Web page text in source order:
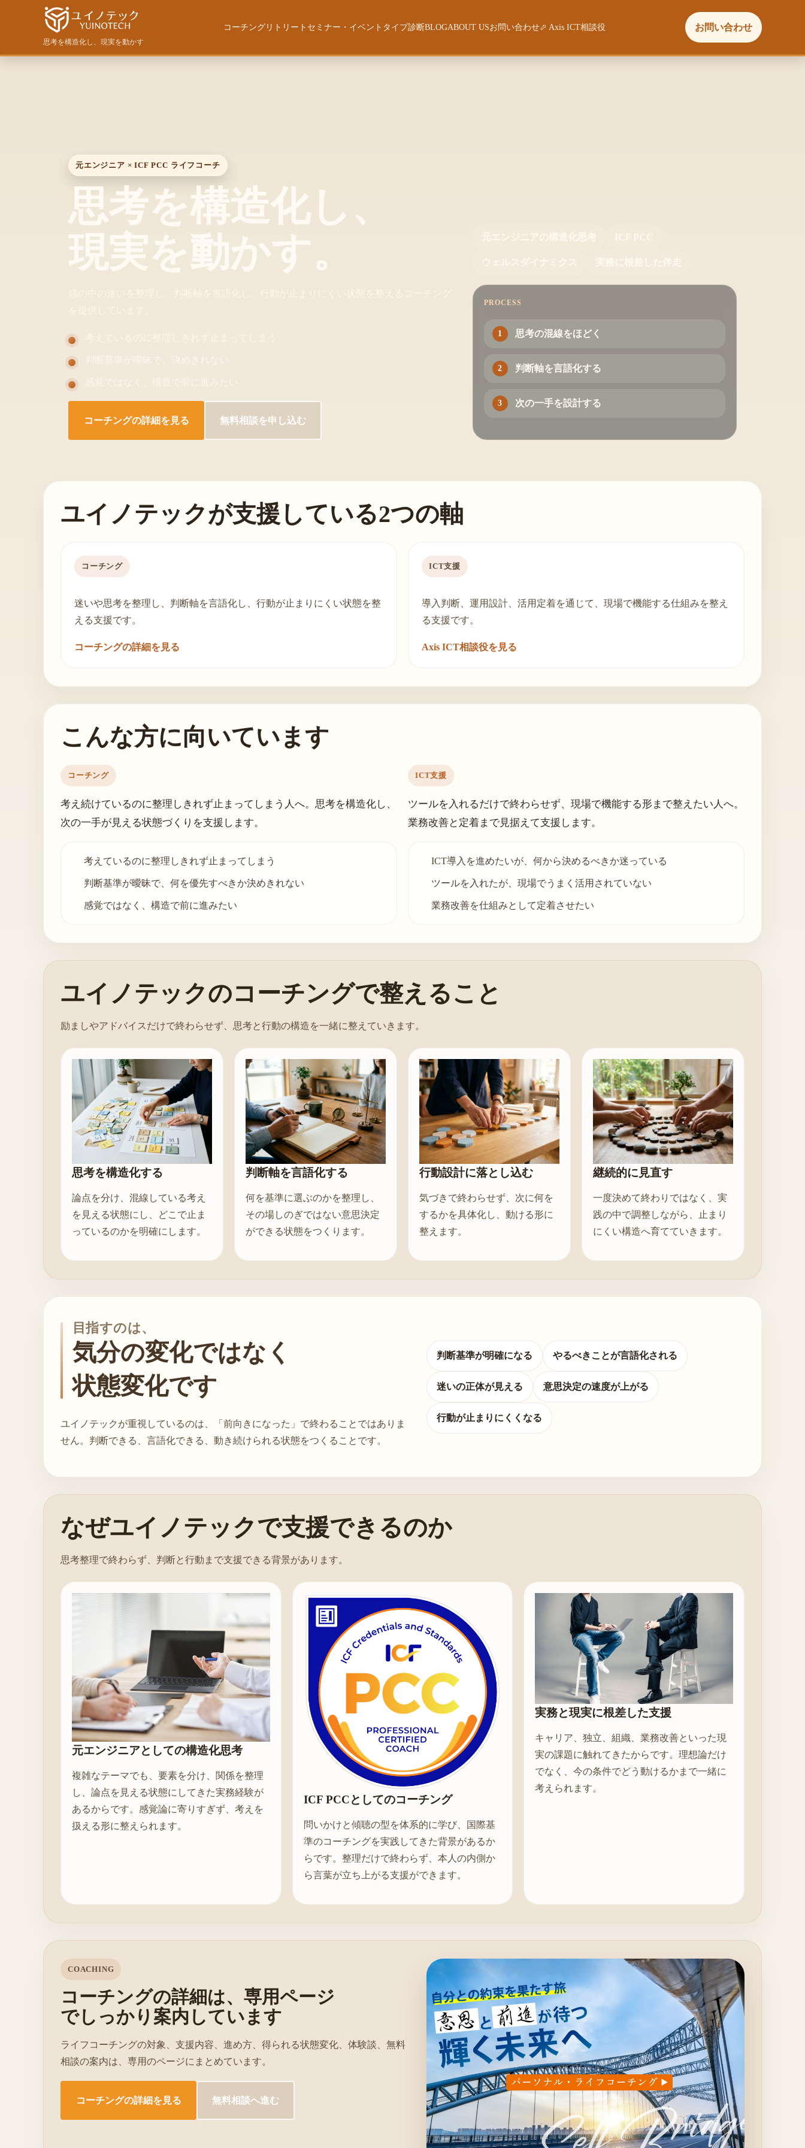
思考を構造化し、現実を動かす
コーチング
WD法人研修プログラム
リトリート セミナー・イベント
ウェルスフィットネス再起動
[WINK]真のストーリーを探す旅
詳解・ウェルスダイナミクス「個人のフロ
ー〜基礎プリズム編〜」
タイプ診断BLOGABOUT USお問い合わせ⬀ Axis ICT相談役 お問い合わせ
元エンジニア × ICF PCC ライフコーチ
思考を構造化し、
現実を動かす。
コーチングの詳細を見る 無料相談を申し込む
PROCESS
思考の混線をほどく
判断軸を言語化する
次の一手を設計する
ユイノテックが支援している2つの軸
コーチング
迷いや思考を整理し、判断軸を言語化し、行動が止まりにくい状態を整
える支援です。
コーチングの詳細を見る
ICT支援
導入判断、運用設計、活用定着を通じて、現場で機能する仕組みを整え
る支援です。
Axis ICT相談役を見る
こんな方に向いています
コーチング
考え続けているのに整理しきれず止まってしまう人へ。思考を構造化し、
次の一手が見える状態づくりを支援します。
考えているのに整理しきれず止まってしまう
判断基準が曖昧で、何を優先すべきか決めきれない
感覚ではなく、構造で前に進みたい
ICT支援
ツールを入れるだけで終わらせず、現場で機能する形まで整えたい人へ。
業務改善と定着まで見据えて支援します。
ICT導入を進めたいが、何から決めるべきか迷っている
ツールを入れたが、現場でうまく活用されていない
業務改善を仕組みとして定着させたい
ユイノテックのコーチングで整えること
励ましやアドバイスだけで終わらせず、思考と行動の構造を一緒に整えていきます。
思考を構造化する
論点を分け、混線している考え
を見える状態にし、どこで止ま
っているのかを明確にします。
判断軸を言語化する
何を基準に選ぶのかを整理し、
その場しのぎではない意思決定
ができる状態をつくります。
行動設計に落とし込む
気づきで終わらせず、次に何を
するかを具体化し、動ける形に
整えます。
継続的に見直す
一度決めて終わりではなく、実
践の中で調整しながら、止まり
にくい構造へ育てていきます。
目指すのは、
気分の変化ではなく
状態変化です
ユイノテックが重視しているのは、「前向きになった」で終わることではありま
せん。判断できる、言語化できる、動き続けられる状態をつくることです。
判断基準が明確になる やるべきことが言語化される
迷いの正体が見える 意思決定の速度が上がる
行動が止まりにくくなる
なぜユイノテックで支援できるのか
思考整理で終わらず、判断と行動まで支援できる背景があります。
元エンジニアとしての構造化思考
複雑なテーマでも、要素を分け、関係を整理
し、論点を見える状態にしてきた実務経験が
あるからです。感覚論に寄りすぎず、考えを
扱える形に整えられます。
ICF PCCとしてのコーチング
問いかけと傾聴の型を体系的に学び、国際基
準のコーチングを実践してきた背景があるか
らです。整理だけで終わらず、本人の内側か
ら言葉が立ち上がる支援ができます。
実務と現実に根差した支援
キャリア、独立、組織、業務改善といった現
実の課題に触れてきたからです。理想論だけ
でなく、今の条件でどう動けるかまで一緒に
考えられます。
COACHING
コーチングの詳細は、専用ページ
でしっかり案内しています
ライフコーチングの対象、支援内容、進め方、得られる状態変化、体験談、無料
相談の案内は、専用のページにまとめています。
コーチングの詳細を見る 無料相談へ進む